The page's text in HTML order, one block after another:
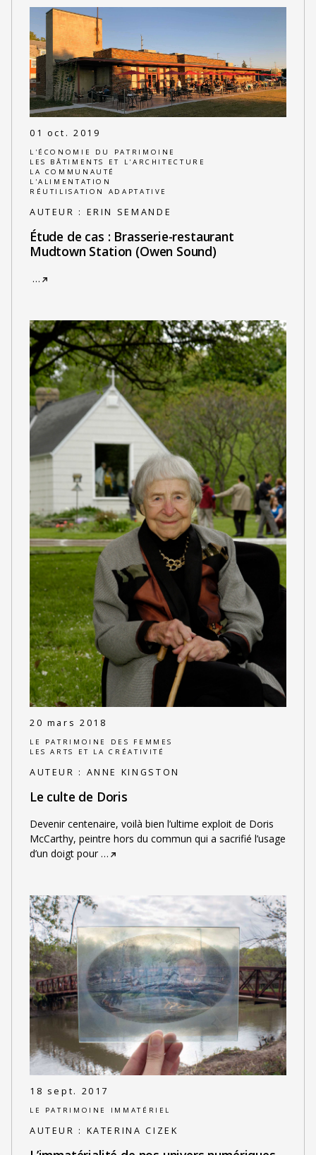
01 oct. 2019
L'ÉCONOMIE DU PATRIMOINE
LES BÂTIMENTS ET L'ARCHITECTURE
LA COMMUNAUTÉ
L'ALIMENTATION
RÉUTILISATION ADAPTATIVE
AUTEUR : ERIN SEMANDE
Étude de cas : Brasserie-restaurant
Mudtown Station (Owen Sound)
…
20 mars 2018
LE PATRIMOINE DES FEMMES
LES ARTS ET LA CRÉATIVITÉ
AUTEUR : ANNE KINGSTON
Le culte de Doris
Devenir centenaire, voilà bien l’ultime exploit de Doris
McCarthy, peintre hors du commun qui a sacrifié l’usage
d’un doigt pour…
18 sept. 2017
LE PATRIMOINE IMMATÉRIEL
AUTEUR : KATERINA CIZEK